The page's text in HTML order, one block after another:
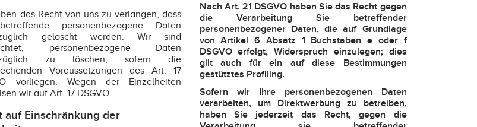
das Recht von uns zu verlangen, dass
personenbezogene Daten
gelöscht werden. Wir sind
personenbezogene Daten
zu löschen, sofern die
Voraussetzungen des Art. 17
vorliegen. Wegen der Einzelheiten
wir auf Art. 17 DSGVO.
auf Einschränkung der
Nach Art. 21 DSGVO haben Sie das Recht gegen
die Verarbeitung Sie betreffender
personenbezogener Daten, die auf Grundlage
von Artikel 6 Absatz 1 Buchstaben e oder f
DSGVO erfolgt, Widerspruch einzulegen; dies
gilt auch für ein auf diese Bestimmungen
gestütztes Profiling.
Sofern wir Ihre personenbezogenen Daten
verarbeiten, um Direktwerbung zu betreiben,
haben Sie jederzeit das Recht, gegen die